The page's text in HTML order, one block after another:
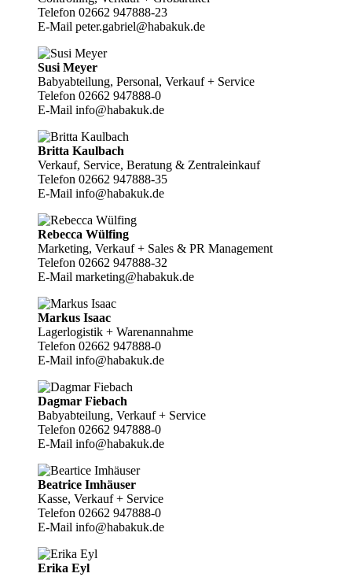
Telefon 02662 947888-23
E-Mail peter.gabriel@habakuk.de
Susi Meyer
Babyabteilung, Personal, Verkauf + Service
Telefon 02662 947888-0
E-Mail info@habakuk.de
Britta Kaulbach
Verkauf, Service, Beratung & Zentraleinkauf
Telefon 02662 947888-35
E-Mail info@habakuk.de
Rebecca Wülfing
Marketing, Verkauf + Sales & PR Management
Telefon 02662 947888-32
E-Mail marketing@habakuk.de
Markus Isaac
Lagerlogistik + Warenannahme
Telefon 02662 947888-0
E-Mail info@habakuk.de
Dagmar Fiebach
Babyabteilung, Verkauf + Service
Telefon 02662 947888-0
E-Mail info@habakuk.de
Beatrice Imhäuser
Kasse, Verkauf + Service
Telefon 02662 947888-0
E-Mail info@habakuk.de
Erika Eyl